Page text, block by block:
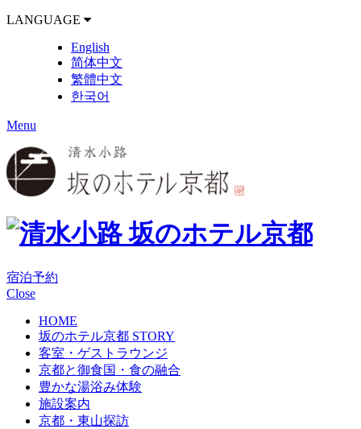
LANGUAGE
English
简体中文
繁體中文
한국어
Menu
宿泊予約
Close
HOME
坂のホテル京都 STORY
客室・ゲストラウンジ
京都と御食国・食の融合
豊かな湯浴み体験
施設案内
京都・東山探訪